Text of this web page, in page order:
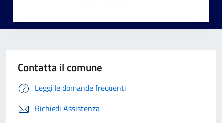
Contatta il comune
Leggi le domande frequenti
Richiedi Assistenza